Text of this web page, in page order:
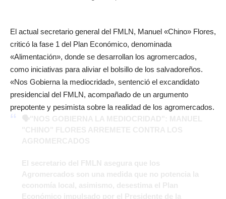
El actual secretario general del FMLN, Manuel «Chino» Flores,
criticó la fase 1 del Plan Económico, denominada
«Alimentación», donde se desarrollan los agromercados,
como iniciativas para aliviar el bolsillo de los salvadoreños.
«Nos Gobierna la mediocridad», sentenció el excandidato
presidencial del FMLN, acompañado de un argumento
prepotente y pesimista sobre la realidad de los agromercados.